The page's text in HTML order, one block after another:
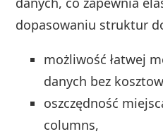
dopasowaniu struktur
możliwość łatwej
danych bez
oszczędność
columns,